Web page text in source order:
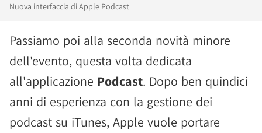
Nuova interfaccia di Apple Podcast
Passiamo poi alla seconda novità minore
dell'evento, questa volta dedicata
all'applicazione Podcast. Dopo ben quindici
anni di esperienza con la gestione dei
podcast su iTunes, Apple vuole portare